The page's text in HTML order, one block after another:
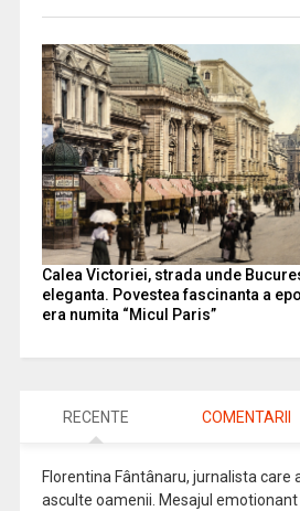
Calea Victoriei, strada unde
eleganta. Povestea fascinanta a
era numita “Micul Paris”
RECENTE COMENTARII
Florentina Fântânaru, jurnalista care
asculte oamenii. Mesajul emotionant